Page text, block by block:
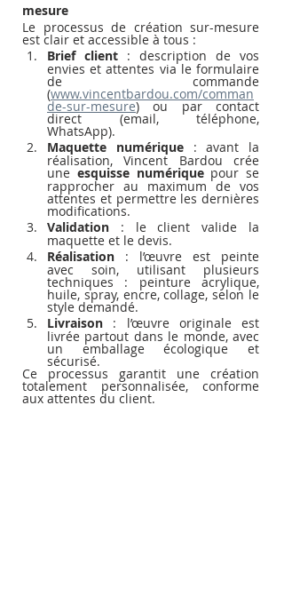
mesure
Le processus de création sur-mesure
est clair et accessible à tous :
Brief client : description de vos
envies et attentes via le formulaire
de commande
(www.vincentbardou.com/comman
de-sur-mesure) ou par contact
direct (email, téléphone,
WhatsApp).
Maquette numérique : avant la
réalisation, Vincent Bardou crée
une esquisse numérique pour se
rapprocher au maximum de vos
attentes et permettre les dernières
modifications.
Validation : le client valide la
maquette et le devis.
Réalisation : l’œuvre est peinte
avec soin, utilisant plusieurs
techniques : peinture acrylique,
huile, spray, encre, collage, selon le
style demandé.
Livraison : l’œuvre originale est
livrée partout dans le monde, avec
un emballage écologique et
sécurisé.
Ce processus garantit une création
totalement personnalisée, conforme
aux attentes du client.